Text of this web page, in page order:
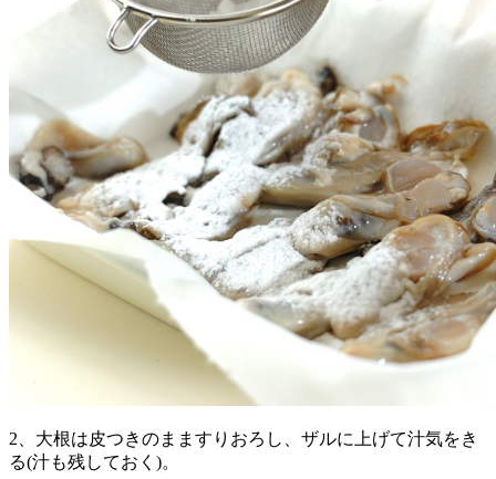
2、大根は皮つきのまますりおろし、ザルに上げて汁気をき
る(汁も残しておく)。